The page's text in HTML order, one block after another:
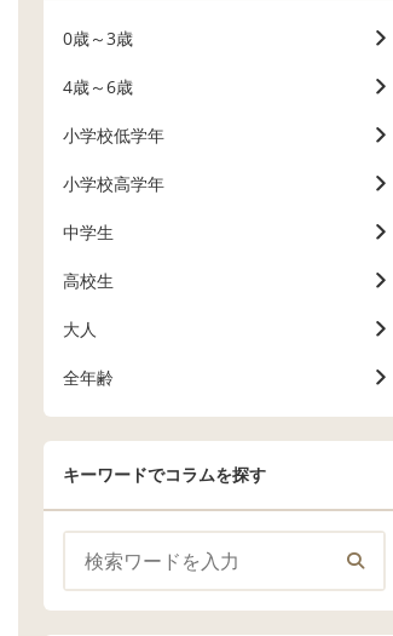
0歳～3歳
4歳～6歳
小学校低学年
小学校高学年
中学生
高校生
大人
全年齢
キーワードでコラムを探す